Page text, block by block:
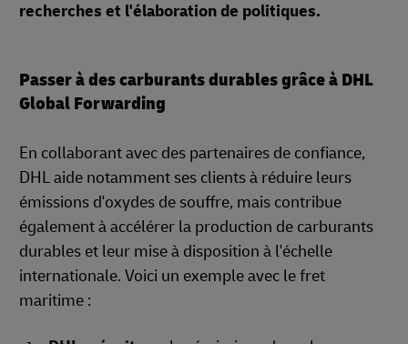
recherches et l'élaboration de politiques.
Passer à des carburants durables grâce à DHL
Global Forwarding
En collaborant avec des partenaires de confiance,
DHL aide notamment ses clients à réduire leurs
émissions d'oxydes de souffre, mais contribue
également à accélérer la production de carburants
durables et leur mise à disposition à l'échelle
internationale. Voici un exemple avec le fret
maritime :